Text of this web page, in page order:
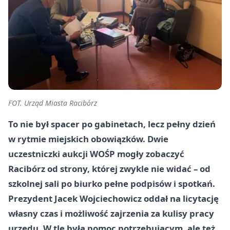
FOT. Urząd Miasta Racibórz
To nie był spacer po gabinetach, lecz pełny dzień
w rytmie miejskich obowiązków. Dwie
uczestniczki aukcji WOŚP mogły zobaczyć
Racibórz od strony, której zwykle nie widać – od
szkolnej sali po biurko pełne podpisów i spotkań.
Prezydent Jacek Wojciechowicz oddał na licytację
własny czas i możliwość zajrzenia za kulisy pracy